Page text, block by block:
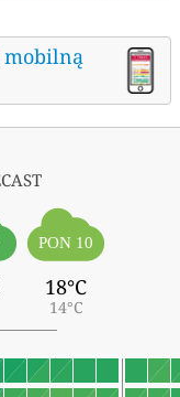
PON 10
18°C
14°C